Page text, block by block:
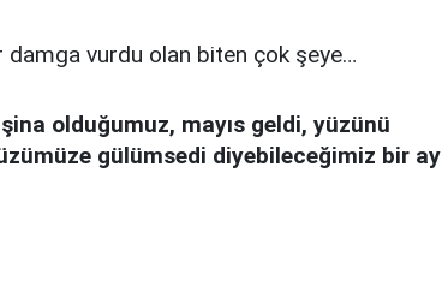
damga vurdu olan biten çok şeye…
olduğumuz, mayıs geldi, yüzünü
gülümsedi diyebileceğimiz bir ay